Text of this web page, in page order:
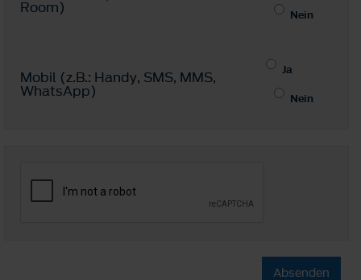
Room) Nein
Mobil (z.B.: Handy, SMS, MMS,
WhatsApp)
Ja
Nein
Absenden